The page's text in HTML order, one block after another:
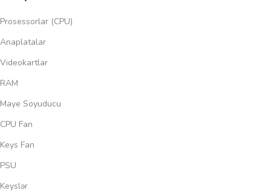
Prosessorlar (CPU)
Anaplatalar
Videokartlar
RAM
Maye Soyuducu
CPU Fan
Keys Fan
PSU
Keyslər